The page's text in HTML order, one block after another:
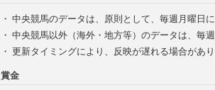
・ 中央競馬のデータは、原則として、毎週月曜日
・ 中央競馬以外（海外・地方等）のデータは、毎
・ 更新タイミングにより、反映が遅れる場合があ
賞金